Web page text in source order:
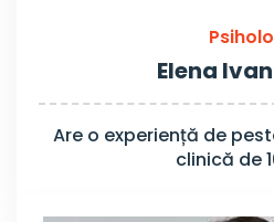
Elena
Are o experiență de
clinică de